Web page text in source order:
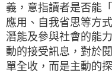
義，意指讀者是否能
應用、自我省思等方
潛能及參與社會的能
動的接受訊息，對於
單全收，而是主動的